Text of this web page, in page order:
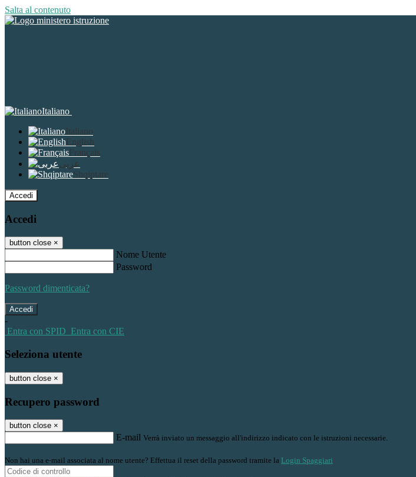
Salta al contenuto
Italiano
Italiano
English
Français
عربى
Shqiptare
Accedi
Accedi
button close ×
Nome Utente
Password
Password dimenticata?
-
Entra con SPID Entra con CIE
Seleziona utente
button close ×
Recupero password
button close ×
E-mail Verrà inviato un messaggio all'indirizzo indicato con le istruzioni necessarie.
Non hai una e-mail associata al nome utente? Effettua il reset della password tramite la Login Spaggiari